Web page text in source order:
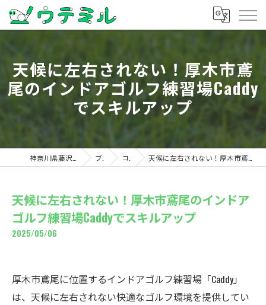
天候に左右されない！厚木市鳶
尾のインドアゴルフ練習場Caddy
でスキルアップ
ブログ コラム 天候に左右されない！厚木市鳶尾のインドアゴルフ練習場Caddyでスキルアップ
天候に左右されない！厚木市鳶尾のインドア
ゴルフ練習場Caddyでスキルアップ
2025/05/06
厚木市鳶尾に位置するインドアゴルフ練習場「Caddy」
は、天候に左右されない快適なゴルフ環境を提供してい